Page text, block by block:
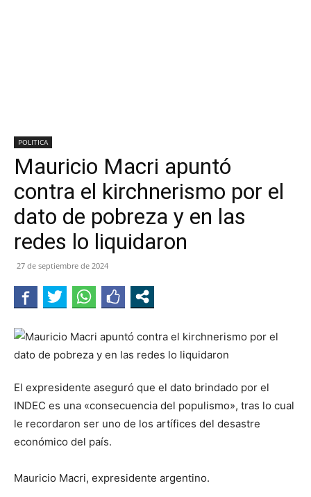
POLITICA
Mauricio Macri apuntó
contra el kirchnerismo por el
dato de pobreza y en las
redes lo liquidaron
27 de septiembre de 2024
El expresidente aseguró que el dato brindado por el
INDEC es una «consecuencia del populismo», tras lo cual
le recordaron ser uno de los artífices del desastre
económico del país.
Mauricio Macri, expresidente argentino.